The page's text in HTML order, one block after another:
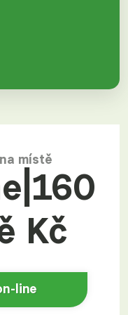
místě
Kč
line